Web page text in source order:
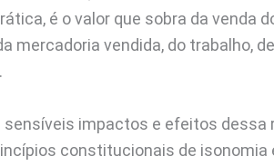
é o valor que sobra da venda
mercadoria vendida, do trabalho,
impactos e efeitos dessa
constitucionais de